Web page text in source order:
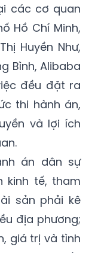
các cơ quan
Hồ Chí Minh,
Huyền Như,
Bình, Alibaba
đều đặt ra
thi hành án,
và lợi ích
án dân sự
kinh tế, tham
sản phải kê
địa phương;
giá trị và tình